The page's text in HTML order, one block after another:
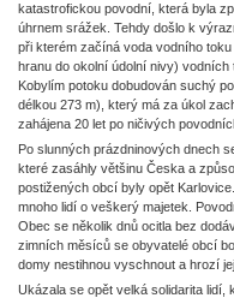
katastrofickou povodní, která byla
úhrnem srážek. Tehdy došlo k
při kterém začíná voda vodního
hranu do okolní údolní nivy)
Kobylím potoku dobudován suchý
délkou 273 m), který má za úkol
zahájena 20 let po ničivých
Po slunných prázdninových dnech
které zasáhly většinu Česka a
postižených obcí byly opět
mnoho lidí o veškerý majetek.
Obec se několik dnů ocitla bez
zimních měsíců se obyvatelé obcí
domy nestihnou vyschnout a hrozí
Ukázala se opět velká solidarita lidí,